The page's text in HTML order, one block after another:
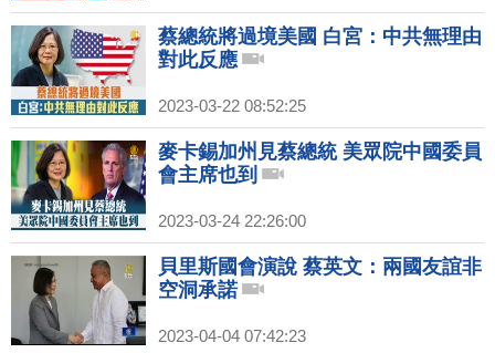
蔡總統將過境美國 白宮：中共無理由
對此反應
2023-03-22 08:52:25
麥卡錫加州見蔡總統 美眾院中國委員
會主席也到
2023-03-24 22:26:00
貝里斯國會演說 蔡英文：兩國友誼非
空洞承諾
2023-04-04 07:42:23